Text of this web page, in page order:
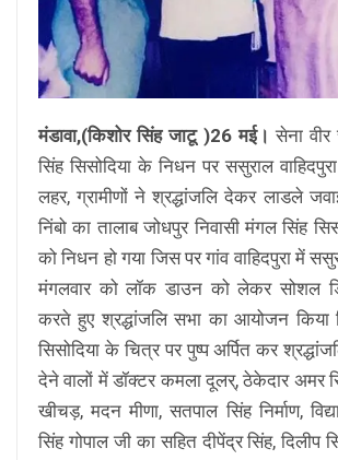
मंडावा,(किशोर सिंह जाटू )26 मई। सेना
सिंह सिसोदिया के निधन पर ससुराल
लहर, ग्रामीणों ने श्रद्धांजलि देकर लाडले
निंबो का तालाब जोधपुर निवासी मंगल सिंह
को निधन हो गया जिस पर गांव वाहिदपुरा में
मंगलवार को लॉक डाउन को लेकर सोशल
करते हुए श्रद्धांजलि सभा का आयोजन किया
सिसोदिया के चित्र पर पुष्प अर्पित कर
देने वालों में डॉक्टर कमला दूलर्, ठेकेदार अमर
खीचड़, मदन मीणा, सतपाल सिंह निर्माण,
सिंह गोपाल जी का सहित दीपेंद्र सिंह, दिलीप